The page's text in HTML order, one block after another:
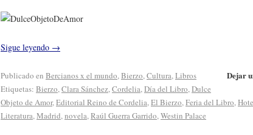
Sigue leyendo →
Dejar
Publicado en Bercianos x el mundo, Bierzo, Cultura, Libros
Etiquetas: Bierzo, Clara Sánchez, Cordelia, Día del Libro, Dulce
Objeto de Amor, Editorial Reino de Cordelia, El Bierzo, Feria del Libro,
Literatura, Madrid, novela, Raúl Guerra Garrido, Westin Palace